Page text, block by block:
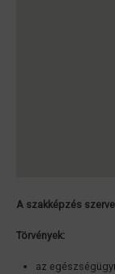
A szakképzés
Törvények:
az